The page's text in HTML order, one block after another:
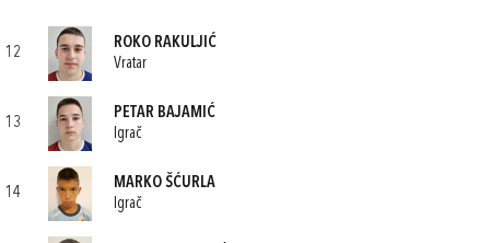
12
ROKO RAKULJIĆ
Vratar
13
PETAR BAJAMIĆ
Igrač
14
MARKO ŠĆURLA
Igrač